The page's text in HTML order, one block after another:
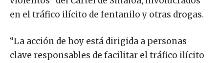
en el tráfico ilícito de fentanilo y otras drogas.
“La acción de hoy está dirigida a personas
clave responsables de facilitar el tráfico ilícito